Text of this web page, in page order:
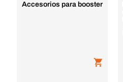
Accesorios para booster